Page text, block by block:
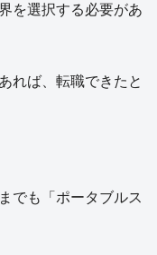
を選択する必要があ
れば、転職できたと
でも「ポータブルス